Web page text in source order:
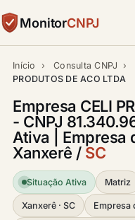
MonitorCNPJ
Início › Consulta CNPJ ›
PRODUTOS DE ACO LTDA
Empresa CELI
- CNPJ
Ativa | Empresa
Xanxerê / SC
Situação Ativa Matriz
Xanxerê · SC Empresa